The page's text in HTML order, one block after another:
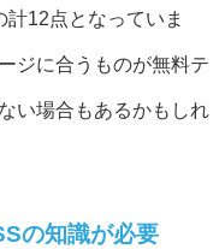
12点となっていま
ジに合うものが無料テ
い場合もあるかもしれ
の知識が必要